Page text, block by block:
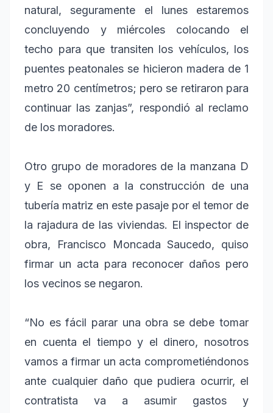
natural, seguramente el lunes estaremos
concluyendo y miércoles colocando el
techo para que transiten los vehículos, los
puentes peatonales se hicieron madera de 1
metro 20 centímetros; pero se retiraron para
continuar las zanjas”, respondió al reclamo
de los moradores.
Otro grupo de moradores de la manzana D
y E se oponen a la construcción de una
tubería matriz en este pasaje por el temor de
la rajadura de las viviendas. El inspector de
obra, Francisco Moncada Saucedo, quiso
firmar un acta para reconocer daños pero
los vecinos se negaron.
“No es fácil parar una obra se debe tomar
en cuenta el tiempo y el dinero, nosotros
vamos a firmar un acta comprometiéndonos
ante cualquier daño que pudiera ocurrir, el
contratista va a asumir gastos y